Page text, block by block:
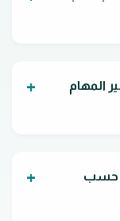
المهام
حسب